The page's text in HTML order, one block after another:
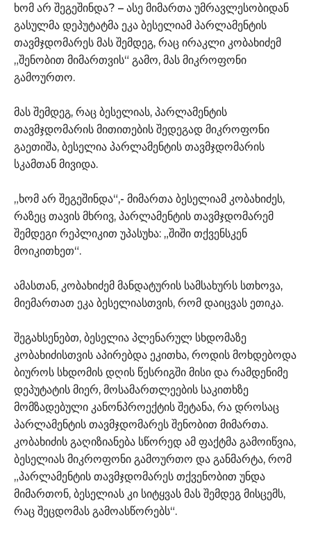
ხომ არ შეგეშინდა? – ასე მიმართა უმრავლესობიდან
გასულმა დეპუტატმა ეკა ბესელიამ პარლამენტის
თავმჯდომარეს მას შემდეგ, რაც ირაკლი კობახიძემ
„შენობით მიმართვის“ გამო, მას მიკროფონი
გამოურთო.
მას შემდეგ, რაც ბესელიას, პარლამენტის
თავმჯდომარის მითითების შედეგად მიკროფონი
გაეთიშა, ბესელია პარლამენტის თავმჯდომარის
სკამთან მივიდა.
„ხომ არ შეგეშინდა“,- მიმართა ბესელიამ კობახიძეს,
რაზეც თავის მხრივ, პარლამენტის თავმჯდომარემ
შემდეგი რეპლიკით უპასუხა: „შიში თქვენსკენ
მოიკითხეთ“.
ამასთან, კობახიძემ მანდატურის სამსახურს სთხოვა,
მიემართათ ეკა ბესელიასთვის, რომ დაიცვას ეთიკა.
შეგახსენებთ, ბესელია პლენარულ სხდომაზე
კობახიძისთვის აპირებდა ეკითხა, როდის მოხდებოდა
ბიუროს სხდომის დღის წესრიგში მისი და რამდენიმე
დეპუტატის მიერ, მოსამართლეების საკითხზე
მომზადებული კანონპროექტის შეტანა, რა დროსაც
პარლამენტის თავმჯდომარეს შენობით მიმართა.
კობახიძის გაღიზიანება სწორედ ამ ფაქტმა გამოიწვია,
ბესელიას მიკროფონი გამოურთო და განმარტა, რომ
„პარლამენტის თავმჯდომარეს თქვენობით უნდა
მიმართონ, ბესელიას კი სიტყვას მას შემდეგ მისცემს,
რაც შეცდომას გამოასწორებს“.